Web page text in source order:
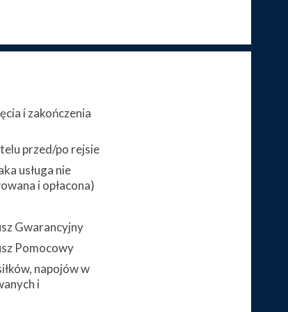
i zakończenia
przed/po rejsie
usługa nie
i opłacona)
Gwarancyjny
Pomocowy
napojów w
i